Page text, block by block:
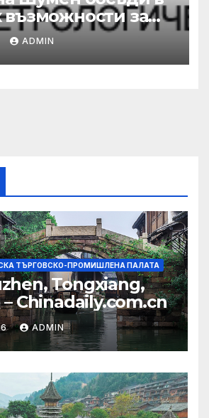
за
с турската
ADMIN
ТЪРГОВСКО-ПРОМИШЛЕНА ПАЛАТА
Tongxiang,
Chinadaily.com.cn
ADMIN